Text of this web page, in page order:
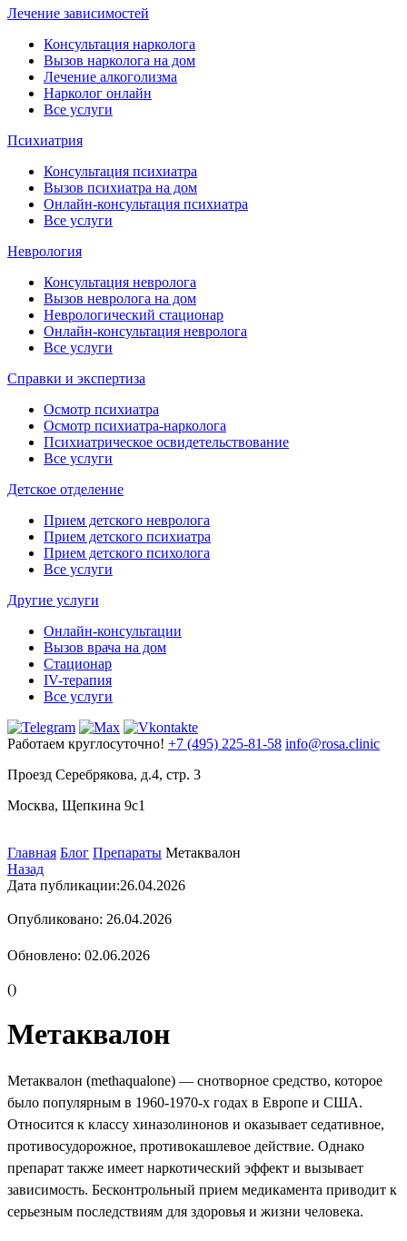
Лечение зависимостей
Консультация нарколога
Вызов нарколога на дом
Лечение алкоголизма
Нарколог онлайн
Все услуги
Психиатрия
Консультация психиатра
Вызов психиатра на дом
Онлайн-консультация психиатра
Все услуги
Неврология
Консультация невролога
Вызов невролога на дом
Неврологический стационар
Онлайн-консультация невролога
Все услуги
Справки и экспертиза
Осмотр психиатра
Осмотр психиатра-нарколога
Психиатрическое освидетельствование
Все услуги
Детское отделение
Прием детского невролога
Прием детского психиатра
Прием детского психолога
Все услуги
Другие услуги
Онлайн-консультации
Вызов врача на дом
Стационар
IV-терапия
Все услуги
Работаем круглосуточно! +7 (495) 225-81-58 info@rosa.clinic
Проезд Серебрякова, д.4, стр. 3
Москва, Щепкина 9с1
Главная Блог Препараты Метаквалон
Назад
Дата публикации:26.04.2026
Опубликовано: 26.04.2026
Обновлено: 02.06.2026
()
Метаквалон
Метаквалон (methaqualone) — снотворное средство, которое
было популярным в 1960-1970-х годах в Европе и США.
Относится к классу хиназолинонов и оказывает седативное,
противосудорожное, противокашлевое действие. Однако
препарат также имеет наркотический эффект и вызывает
зависимость. Бесконтрольный прием медикамента приводит к
серьезным последствиям для здоровья и жизни человека.